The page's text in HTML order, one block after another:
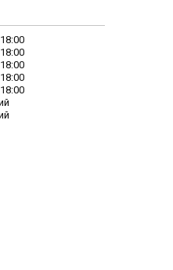
18:00
18:00
18:00
18:00
18:00